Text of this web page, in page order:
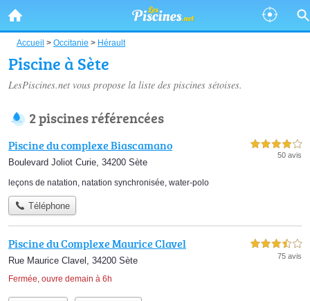
Accueil > Occitanie > Hérault
Piscine à Sète
LesPiscines.net vous propose la liste des piscines sétoises.
2 piscines référencées
Piscine du complexe Biascamano
Boulevard Joliot Curie, 34200 Sète
4,0 étoiles sur 5
50 avis
leçons de natation, natation synchronisée, water-polo
Téléphone
Piscine du Complexe Maurice Clavel
Rue Maurice Clavel, 34200 Sète
Fermée, ouvre demain à 6h
3,5 étoiles sur 5
75 avis